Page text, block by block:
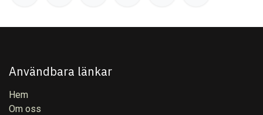
Användbara länkar
Hem
Om oss